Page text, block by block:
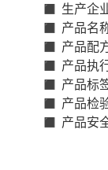
◼️ 生产企
◼️ 产品名称
◼️ 产品配方
◼️ 产品执
◼️ 产品标签
◼️ 产品检验
◼️ 产品安